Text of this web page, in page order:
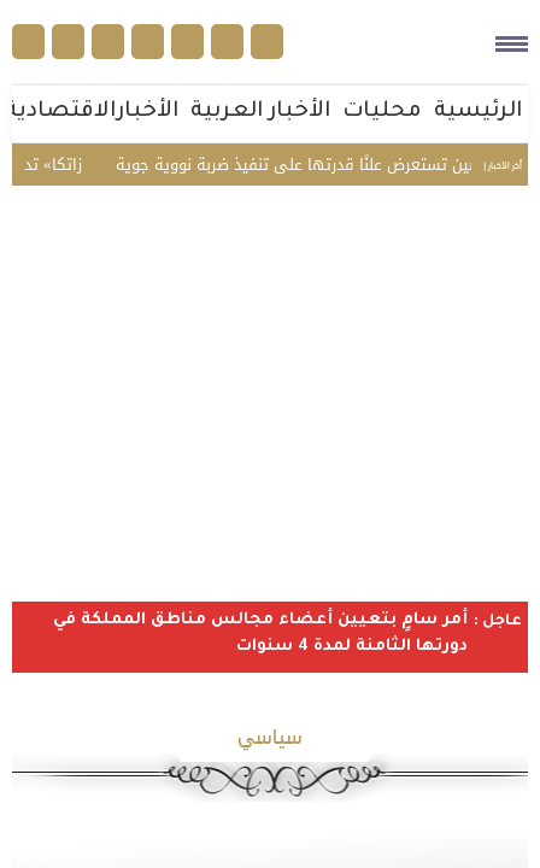
الرئيسية محليات الأخبار العربية الأخبارالاقتصادية
أخر الأخبار | «زاتكا» تدعو الصين تستعرض علنًا قدرتها على تنفيذ ضربة نووية جوية
عاجل : أمر سامٍ بتعيين أعضاء مجالس مناطق المملكة في
دورتها الثامنة لمدة 4 سنوات
سياسي